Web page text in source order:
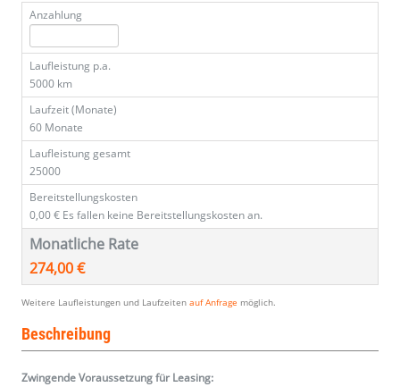
Anzahlung
Laufleistung p.a.
5000 km
Laufzeit (Monate)
60 Monate
Laufleistung gesamt
25000
Bereitstellungskosten
0,00 € Es fallen keine Bereitstellungskosten an.
Monatliche Rate
274,00 €
Weitere Laufleistungen und Laufzeiten auf Anfrage möglich.
Beschreibung
Zwingende Voraussetzung für Leasing: